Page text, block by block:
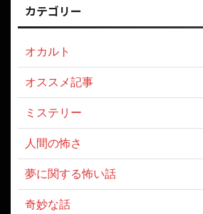
カテゴリー
オカルト
オススメ記事
ミステリー
人間の怖さ
夢に関する怖い話
奇妙な話